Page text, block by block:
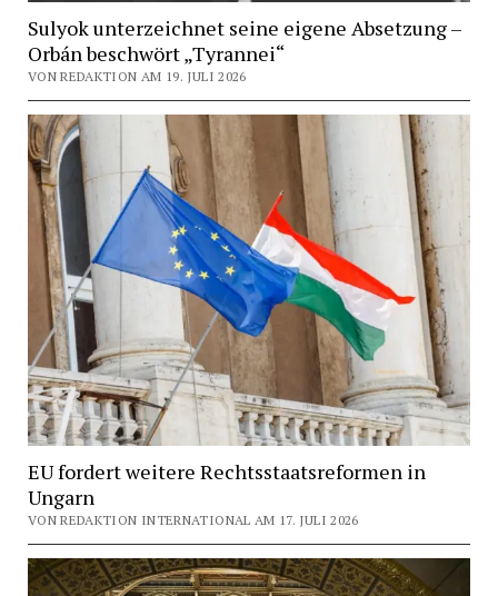
Sulyok unterzeichnet seine eigene Absetzung –
Orbán beschwört „Tyrannei“
VON REDAKTION AM 19. JULI 2026
EU fordert weitere Rechtsstaatsreformen in
Ungarn
VON REDAKTION INTERNATIONAL AM 17. JULI 2026